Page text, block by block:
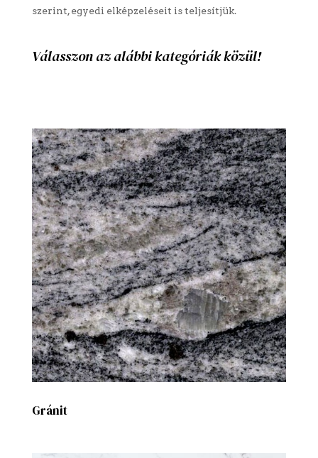
szerint, egyedi elképzeléseit is teljesítjük.
Válasszon az alábbi kategóriák közül!
Gránit